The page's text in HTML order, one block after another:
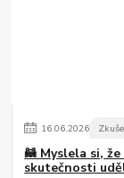
16.06.2026
🦝 Myslela si,
skutečnosti